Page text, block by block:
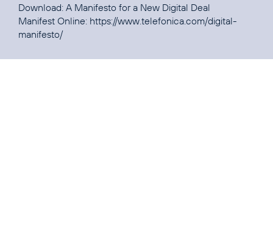
Download: A Manifesto for a New Digital Deal
Manifest Online: https://www.telefonica.com/digital-
manifesto/